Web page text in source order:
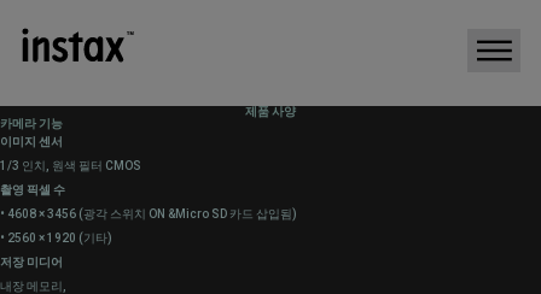
제품 사양
카메라 기능
이미지 센서
1/3 인치, 원색 필터 CMOS
촬영 픽셀 수
• 4608 × 3456 (광각 스위치 ON &Micro SD 카드 삽입됨)
• 2560 × 1920 (기타)
저장 미디어
내장 메모리,